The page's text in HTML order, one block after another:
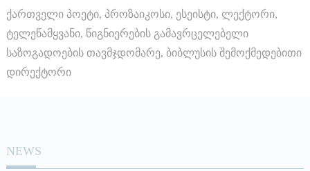
ქართველი პოეტი, პროზაიკოსი, ესეისტი, ლექტორი,
ტელეწამყვანი, წიგნიერების გამავრცელებელი
საზოგადოების თავმჯდომარე, ბიბლუსის შემოქმედებითი
დირექტორი
NEWS